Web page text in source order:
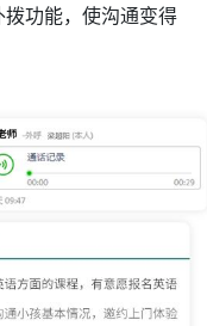
功能，使沟通变得